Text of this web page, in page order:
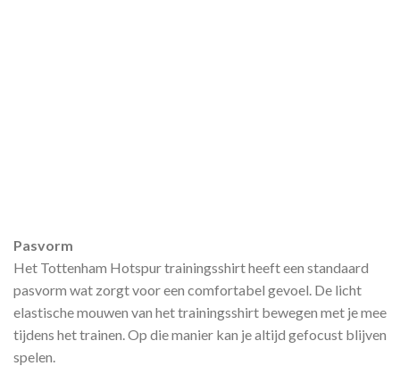
Pasvorm
Het Tottenham Hotspur trainingsshirt heeft een standaard
pasvorm wat zorgt voor een comfortabel gevoel. De licht
elastische mouwen van het trainingsshirt bewegen met je mee
tijdens het trainen. Op die manier kan je altijd gefocust blijven
spelen.